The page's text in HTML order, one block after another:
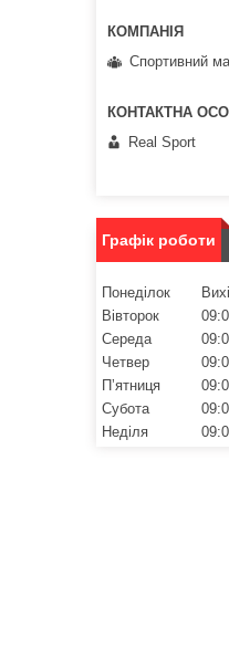
Спортивний
Real Sport
Графік роботи
Понеділок
Вівторок
Середа
Четвер
Пʼятниця
Субота
Неділя